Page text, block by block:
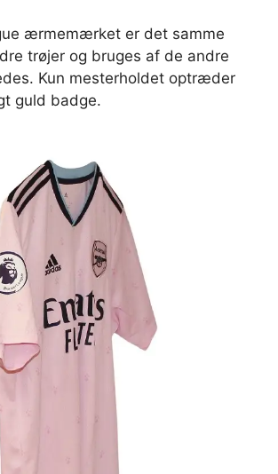
ærmemærket er det samme
trøjer og bruges af de andre
Kun mesterholdet optræder
guld badge.